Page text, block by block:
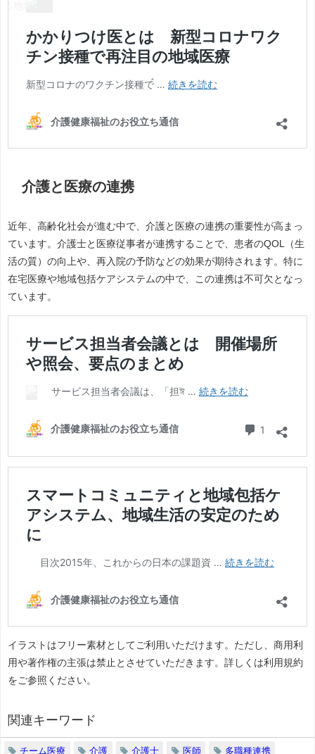
介護と医療の連携
近年、高齢化社会が進む中で、介護と医療の連携の重要性が高まっ
ています。介護士と医療従事者が連携することで、患者のQOL（生
活の質）の向上や、再入院の予防などの効果が期待されます。特に
在宅医療や地域包括ケアシステムの中で、この連携は不可欠となっ
ています。
イラストはフリー素材としてご利用いただけます。ただし、商用利
用や著作権の主張は禁止とさせていただきます。詳しくは利用規約
をご参照ください。
関連キーワード
チーム医療 介護 介護士 医師 多職種連携